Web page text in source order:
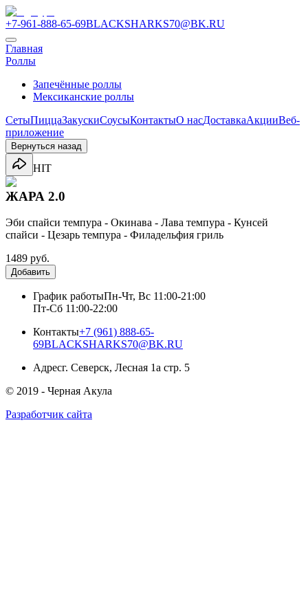
+7-961-888-65-69BLACKSHARKS70@BK.RU
Главная
Роллы
Запечённые роллы
Мексиканские роллы
СетыПиццаЗакускиСоусыКонтактыО насДоставкаАкцииВеб-
приложение
Вернуться назад
HIT
ЖАРА 2.0
Эби спайси темпура - Окинава - Лава темпура - Кунсей
спайси - Цезарь темпура - Филадельфия гриль
1489 руб.
Добавить
График работыПн-Чт, Вс 11:00-21:00
Пт-Сб 11:00-22:00
Контакты+7 (961) 888-65-
69BLACKSHARKS70@BK.RU
Адресг. Северск, Лесная 1а стр. 5
© 2019 - Черная Акула
Разработчик сайта